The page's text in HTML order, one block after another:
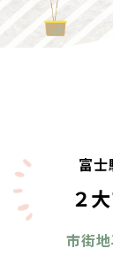
富
２
市街